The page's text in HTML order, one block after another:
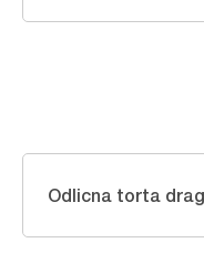
Odlicna torta